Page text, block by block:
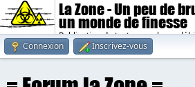
La Zone - Un peu de
un monde de finesse
Publication de textes sombres,
Connexion
Inscrivez-vous